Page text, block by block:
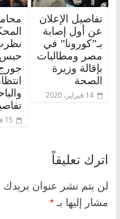
تفاصيل الإعلان
عن أول إصابة
بـ”كورونا” في
مصر ومطالبات
بإقالة وزيرة
الصحة
14 فبراير، 2020
حبس
15 فبراير، 2020
اترك تعليقاً
لن يتم نشر عنوان بريدك
مشار إليها بـ *